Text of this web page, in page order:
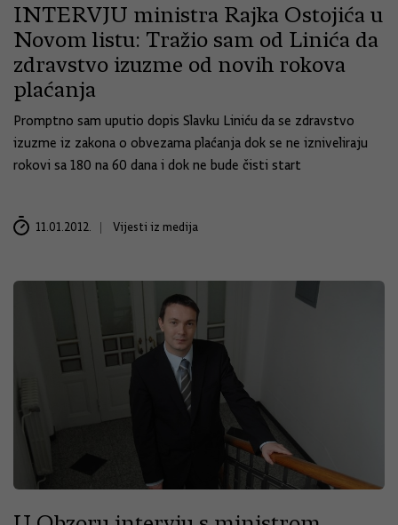
INTERVJU ministra Rajka Ostojića u
Novom listu: Tražio sam od Linića da
zdravstvo izuzme od novih rokova
plaćanja
Promptno sam uputio dopis Slavku Liniću da se zdravstvo
izuzme iz zakona o obvezama plaćanja dok se ne izniveliraju
rokovi sa 180 na 60 dana i dok ne bude čisti start
11.01.2012. Vijesti iz medija